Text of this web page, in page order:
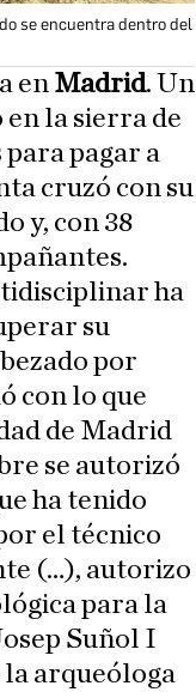
se encuentra dentro del
en Madrid. Un
la sierra de
pagar a
cruzó con su
y, con 38
ha
su
por
con lo que
de Madrid
se autorizó
ha tenido
el técnico
(…), autorizo
para la
Suñol I
arqueóloga